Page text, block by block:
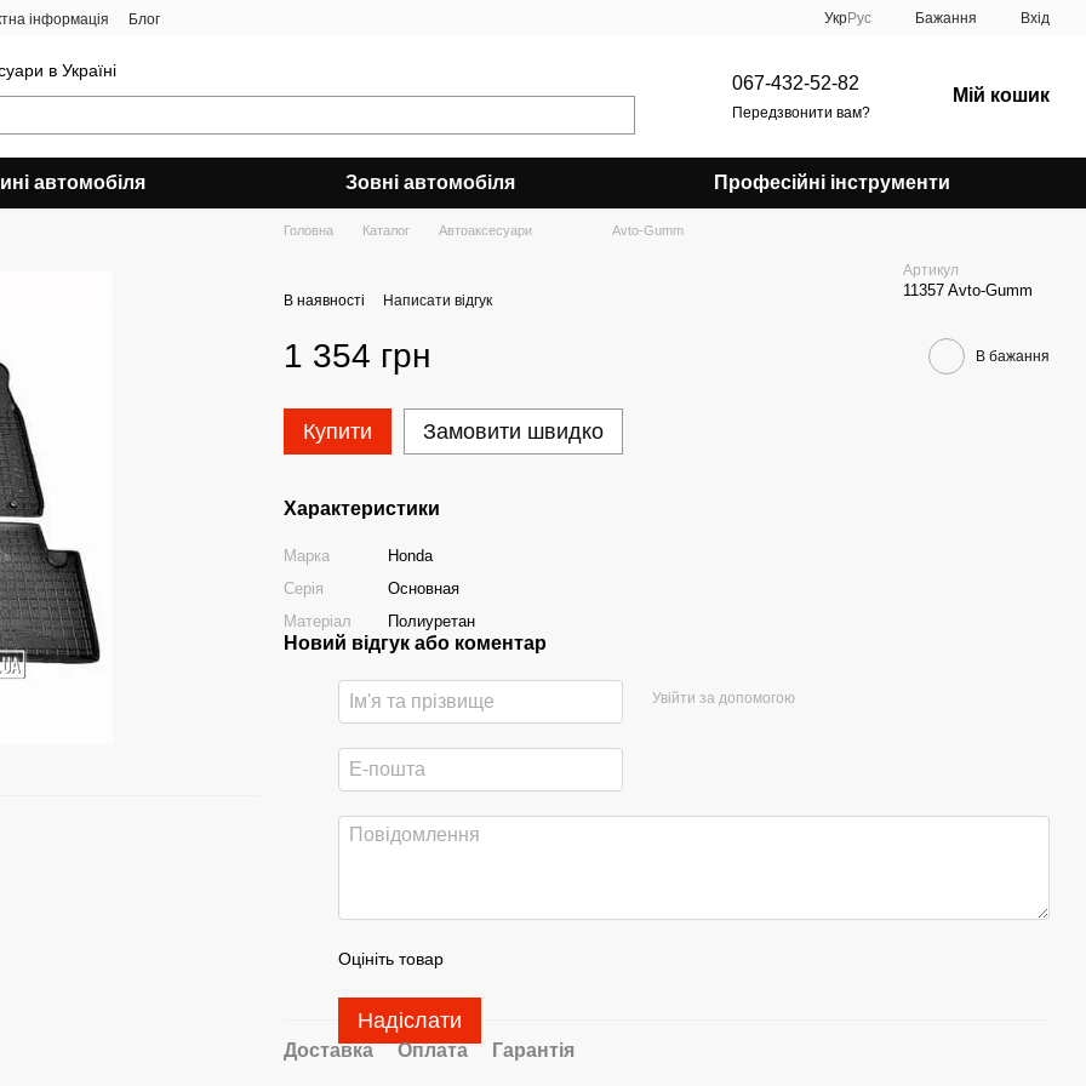
інформація Блог УкрРус Бажання Вхід
в Україні
067-432-52-82
Передзвонити вам?
Мій кошик
автомобіля Зовні автомобіля Професійні інструменти
Головна Каталог Автоаксесуари Avto-Gumm
Артикул
11357 Avto-Gumm
В наявності Написати відгук
1 354 грн В бажання
Купити Замовити швидко
Характеристики
Марка
Honda
Серія
Основная
Матеріал
Полиуретан
Новий відгук або коментар
Увійти за допомогою
Оцініть товар
Надіслати
Доставка Оплата Гарантія